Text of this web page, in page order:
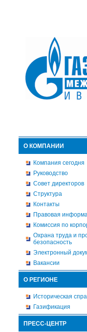
О КОМПАНИИ
Компания сегодня
Руководство
Совет директоров
Структура
Контакты
Правовая
Комиссия по
Охрана труда и
безопасность
Электронный
Вакансии
О РЕГИОНЕ
Историческая
Газификация
ПРЕСС-ЦЕНТР